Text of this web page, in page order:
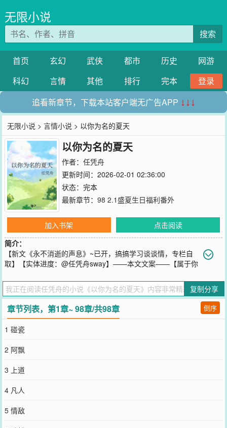
无限小说
搜索
首页 玄幻 武侠 都市 历史
网游
科幻
言情 其他 排行 完本
登录
追看新章节，下载本站客户端无广告APP ↓↓↓
无限小说 >言情小说 > 以你为名的夏天
以你为名的夏天
作者： 任凭舟
更新时间：2026-02-01 02:36:00
状态：完本
最新章节： 98 2.1盛夏生日福利番外
加入书架
点击阅读
简介：
【新文《永不消逝的声息》~已开，搞搞学习谈谈情，专栏自
取】【实体进度：@任凭舟sway】——本文文案——【属于你
吹醒，她做了18年来最勇敢的事——她偷吻了张澍。蜻蜓点水，小心
翼翼。可是，有人看到，那晚，是男孩先偷吻了女孩。克制隐忍，小
心翼翼。[人的一生只会经历一个夏天，其余的都只是和它做比
较。]****来自网络热评——《永不消逝的声息》文案——【搞搞学习
谈谈情】高二那年，袁知乙给赞助她上学、治病的企业家写了封感谢
信，没想到被企业家的儿子截获。祁聿看都不看一眼，把信扔进花圃
里，“住我家几天就想做我妈儿媳妇了？白日做梦。”袁知乙在心里
骂：弱智。她没想到他这纨绔公子哥能考上东州大学。他没想到她这
听障少女能考上东州大学。【听觉信息处理国家重点实验室】招聘学
生助理，两人狭路相逢。祁聿：“又来送情书？”袁知乙掏出实验室聘
任书，平淡开口：“白日做梦。”-东州大学智新社曾上传一段声场语
料，因涵盖的测听信息齐全被纳入语料库，所有开展听觉产品测试的
企业、实验室都将使用这段语料。有一天，一位测试人员经过反复调
试，从中听到了自家老板祁聿的声音。内容却与竞品公司的老板有关
——“袁知乙，你什么时候才会喜欢我，像我喜欢你一样，喜欢我。”-
复制分享
章节列表，第1章~ 98章/共98章 倒序
1 碰瓷
2 阿飘
3 上道
4 凡人
5 情敌